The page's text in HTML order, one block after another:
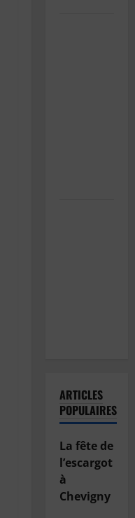
ARTICLES
POPULAIRES
La fête de
l’escargot
à
Chevigny